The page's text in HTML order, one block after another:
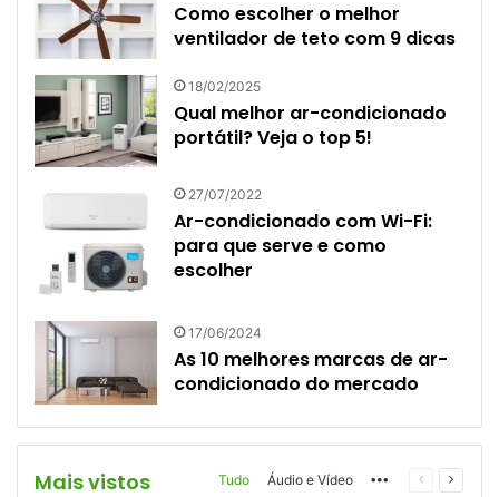
Como escolher o melhor
ventilador de teto com 9 dicas
18/02/2025
Qual melhor ar-condicionado
portátil? Veja o top 5!
27/07/2022
Ar-condicionado com Wi-Fi:
para que serve e como
escolher
17/06/2024
As 10 melhores marcas de ar-
condicionado do mercado
Mais vistos Tudo Áudio e Vídeo MorePágina